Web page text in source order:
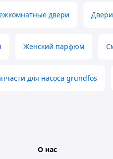
двери Двери
Женский парфюм
для насоса grundfos
О нас